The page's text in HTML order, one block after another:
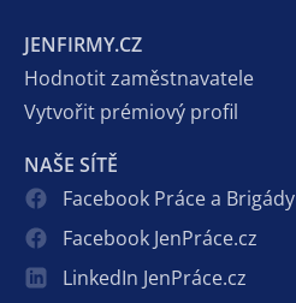
JENFIRMY.CZ
Hodnotit zaměstnavatele
Vytvořit prémiový profil
NAŠE SÍTĚ
Facebook Práce a Brigády
Facebook JenPráce.cz
LinkedIn JenPráce.cz